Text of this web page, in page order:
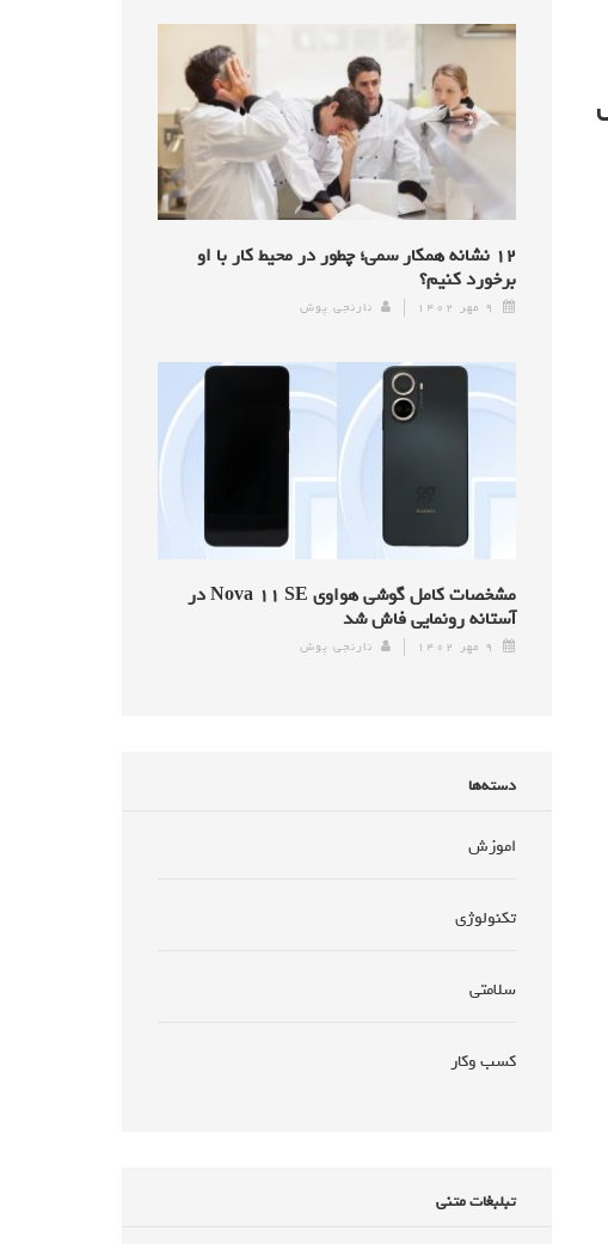
۱۲ نشانه همکار سمی؛ چطور در محیط کار با او
برخورد کنیم؟
۹ مهر ۱۴۰۲ نارنجی پوش
مشخصات کامل گوشی هواوی Nova ۱۱ SE در
آستانه رونمایی فاش شد
۹ مهر ۱۴۰۲ نارنجی پوش
دسته‌ها
اموزش
تکنولوژی
سلامتی
کسب وکار
تبلبغات متنی